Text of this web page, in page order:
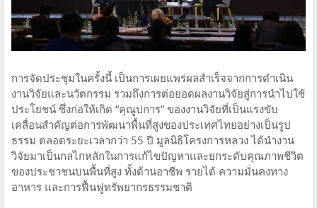
การจัดประชุมในครั้งนี้ เป็นการเผยแพร่ผลสำเร็จจากการดำเนิน
งานวิจัยและนวัตกรรม รวมถึงการต่อยอดผลงานวิจัยสู่การนำไปใช้
ประโยชน์ ซึ่งก่อให้เกิด “คุณูปการ” ของงานวิจัยที่เป็นแรงขับ
เคลื่อนสำคัญต่อการพัฒนาพื้นที่สูงของประเทศไทยอย่างเป็นรูป
ธรรม ตลอดระยะเวลากว่า 55 ปี มูลนิธิโครงการหลวง ได้นำงาน
วิจัยมาเป็นกลไกหลักในการแก้ไขปัญหาและยกระดับคุณภาพชีวิต
ของประชาชนบนพื้นที่สูง ทั้งด้านอาชีพ รายได้ ความมั่นคงทาง
อาหาร และการฟื้นฟูทรัพยากรธรรมชาติ